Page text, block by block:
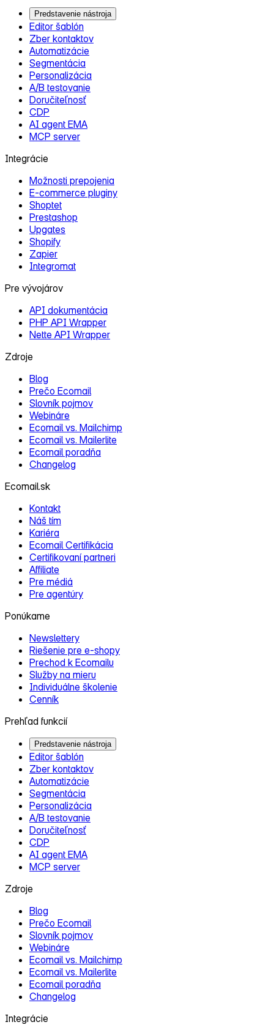
Predstavenie nástroja
Editor šablón
Zber kontaktov
Automatizácie
Segmentácia
Personalizácia
A/B testovanie
Doručiteľnosť
CDP
AI agent EMA
MCP server
Integrácie
Možnosti prepojenia
E‑commerce pluginy
Shoptet
Prestashop
Upgates
Shopify
Zapier
Integromat
Pre vývojárov
API dokumentácia
PHP API Wrapper
Nette API Wrapper
Zdroje
Blog
Prečo Ecomail
Slovník pojmov
Webináre
Ecomail vs. Mailchimp
Ecomail vs. Mailerlite
Ecomail poradňa
Changelog
Ecomail.sk
Kontakt
Náš tím
Kariéra
Ecomail Certifikácia
Certifikovaní partneri
Affiliate
Pre médiá
Pre agentúry
Ponúkame
Newslettery
Riešenie pre e‑shopy
Prechod k Ecomailu
Služby na mieru
Individuálne školenie
Cenník
Prehľad funkcií
Predstavenie nástroja
Editor šablón
Zber kontaktov
Automatizácie
Segmentácia
Personalizácia
A/B testovanie
Doručiteľnosť
CDP
AI agent EMA
MCP server
Zdroje
Blog
Prečo Ecomail
Slovník pojmov
Webináre
Ecomail vs. Mailchimp
Ecomail vs. Mailerlite
Ecomail poradňa
Changelog
Integrácie